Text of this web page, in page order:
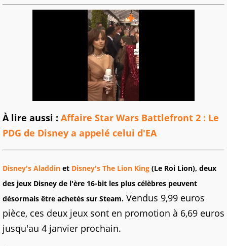
À lire aussi : Affaire Star Wars Battlefront 2 : Le
PDG de Disney a appelé celui d'EA
Disney's Aladdin et Disney's The Lion King (Le Roi Lion), deux
des jeux Disney de l'ère 16-bit les plus célèbres peuvent
désormais être achetés sur Steam. Vendus 9,99 euros
pièce, ces deux jeux sont en promotion à 6,69 euros
jusqu'au 4 janvier prochain.